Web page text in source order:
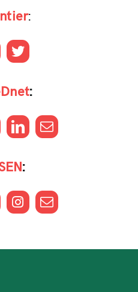
:
:
: